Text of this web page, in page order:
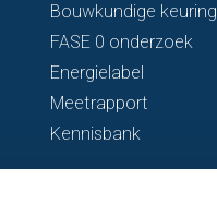
Bouwkundige keuring
FASE 0 onderzoek
Energielabel
Meetrapport
Kennisbank